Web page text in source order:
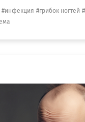
инфекция грибок ногтей